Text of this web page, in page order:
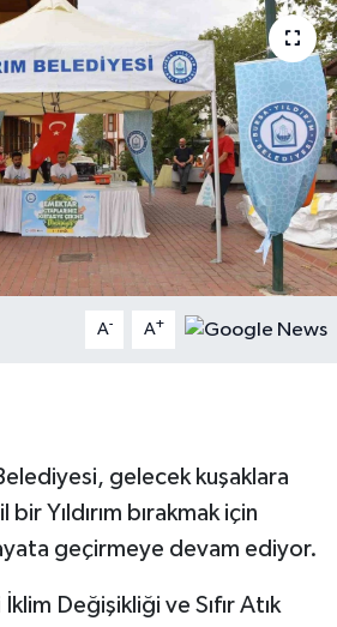
A- A+
gelecek kuşaklara
Yıldırım bırakmak için
geçirmeye devam ediyor.
İklim Değişikliği ve Sıfır Atık